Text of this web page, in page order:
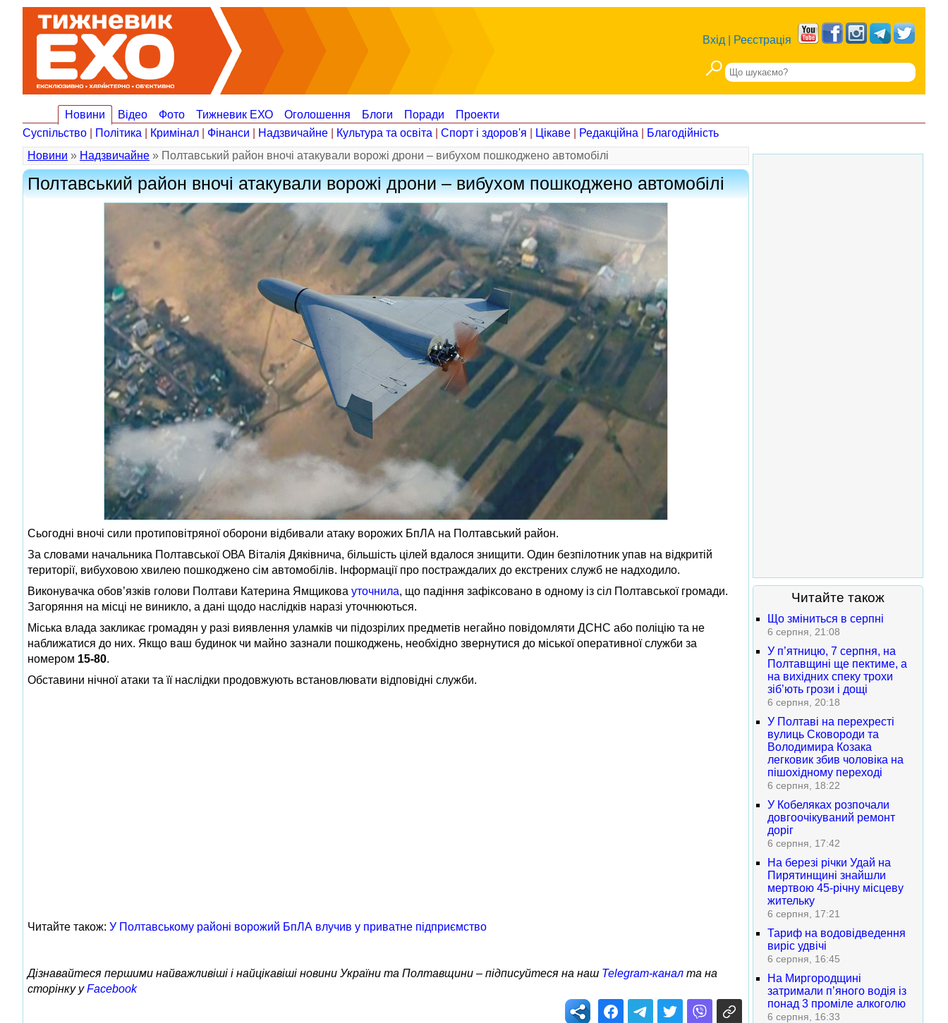
Вхід Реєстрація
Новини Відео Фото Тижневик ЕХО Оголошення Блоги Поради
Проекти
Суспільство
Політика Кримінал Фінанси Надзвичайне Культура та освіта Спорт і здоров'я Цікаве Редакційна
Благодійність
Новини » Надзвичайне » Полтавський район вночі атакували ворожі дрони – вибухом пошкоджено автомобілі
Полтавський район вночі атакували ворожі дрони – вибухом пошкоджено автомобілі
Сьогодні вночі сили протиповітряної оборони відбивали атаку ворожих БпЛА на Полтавський район.
За словами начальника Полтавської ОВА Віталія Дяківнича, більшість цілей вдалося знищити. Один безпілотник упав на відкритій
території, вибуховою хвилею пошкоджено сім автомобілів. Інформації про постраждалих до екстрених служб не надходило.
Виконувачка обов’язків голови Полтави Катерина Ямщикова уточнила, що падіння зафіксовано в одному із сіл Полтавської громади.
Загоряння на місці не виникло, а дані щодо наслідків наразі уточнюються.
Міська влада закликає громадян у разі виявлення уламків чи підозрілих предметів негайно повідомляти ДСНС або поліцію та не
наближатися до них. Якщо ваш будинок чи майно зазнали пошкоджень, необхідно звернутися до міської оперативної служби за
номером 15‑80.
Обставини нічної атаки та її наслідки продовжують встановлювати відповідні служби.
Читайте також: У Полтавському районі ворожий БпЛА влучив у приватне підприємство
Дізнавайтеся першими найважливіші і найцікавіші новини України та Полтавщини – підписуйтеся на наш Telegram-канал та на
сторінку уFacebook
Читайте також
Що зміниться в серпні
6 серпня, 21:08
У п’ятницю, 7 серпня, на
Полтавщині ще пектиме, а
на вихідних спеку трохи
зіб’ють грози і дощі
6 серпня, 20:18
У Полтаві на перехресті
вулиць Сковороди та
Володимира Козака
легковик збив чоловіка на
пішохідному переході
6 серпня, 18:22
У Кобеляках розпочали
довгоочікуваний ремонт
доріг
6 серпня, 17:42
На березі річки Удай на
Пирятинщині знайшли
мертвою 45-річну місцеву
жительку
6 серпня, 17:21
Тариф на водовідведення
виріс удвічі
6 серпня, 16:45
На Миргородщині
затримали п’яного водія із
понад 3 проміле алкоголю
6 серпня, 16:33